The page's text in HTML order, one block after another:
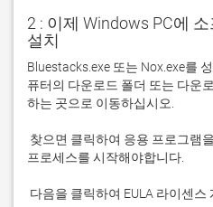
2 : 이제 Windows PC에
설치
Bluestacks.exe 또는 Nox.exe를
퓨터의 다운로드 폴더 또는 다운